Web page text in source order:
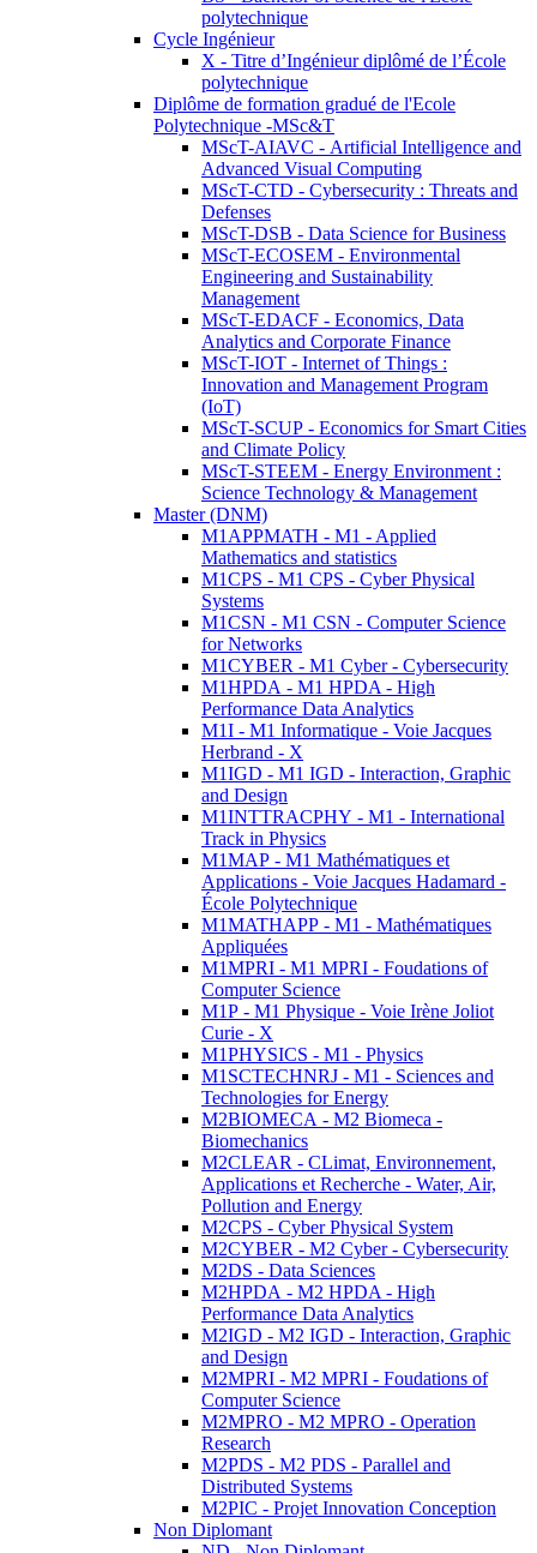
polytechnique
Cycle Ingénieur
X - Titre d’Ingénieur diplômé de l’École
polytechnique
Diplôme de formation gradué de l'Ecole
Polytechnique -MSc&T
MScT-AIAVC - Artificial Intelligence and
Advanced Visual Computing
MScT-CTD - Cybersecurity : Threats and
Defenses
MScT-DSB - Data Science for Business
MScT-ECOSEM - Environmental
Engineering and Sustainability
Management
MScT-EDACF - Economics, Data
Analytics and Corporate Finance
MScT-IOT - Internet of Things :
Innovation and Management Program
(IoT)
MScT-SCUP - Economics for Smart Cities
and Climate Policy
MScT-STEEM - Energy Environment :
Science Technology & Management
Master (DNM)
M1APPMATH - M1 - Applied
Mathematics and statistics
M1CPS - M1 CPS - Cyber Physical
Systems
M1CSN - M1 CSN - Computer Science
for Networks
M1CYBER - M1 Cyber - Cybersecurity
M1HPDA - M1 HPDA - High
Performance Data Analytics
M1I - M1 Informatique - Voie Jacques
Herbrand - X
M1IGD - M1 IGD - Interaction, Graphic
and Design
M1INTTRACPHY - M1 - International
Track in Physics
M1MAP - M1 Mathématiques et
Applications - Voie Jacques Hadamard -
École Polytechnique
M1MATHAPP - M1 - Mathématiques
Appliquées
M1MPRI - M1 MPRI - Foudations of
Computer Science
M1P - M1 Physique - Voie Irène Joliot
Curie - X
M1PHYSICS - M1 - Physics
M1SCTECHNRJ - M1 - Sciences and
Technologies for Energy
M2BIOMECA - M2 Biomeca -
Biomechanics
M2CLEAR - CLimat, Environnement,
Applications et Recherche - Water, Air,
Pollution and Energy
M2CPS - Cyber Physical System
M2CYBER - M2 Cyber - Cybersecurity
M2DS - Data Sciences
M2HPDA - M2 HPDA - High
Performance Data Analytics
M2IGD - M2 IGD - Interaction, Graphic
and Design
M2MPRI - M2 MPRI - Foudations of
Computer Science
M2MPRO - M2 MPRO - Operation
Research
M2PDS - M2 PDS - Parallel and
Distributed Systems
M2PIC - Projet Innovation Conception
Non Diplomant